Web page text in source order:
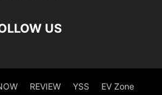
US
REVIEW YSS EV Zone